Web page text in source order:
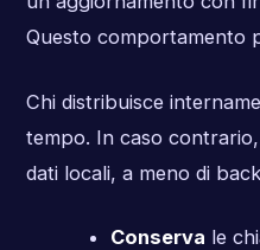
Questo comportamento
Chi distribuisce
tempo. In caso
dati locali, a meno di
Conserva le